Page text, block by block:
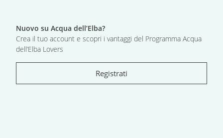
Nuovo su Acqua dell’Elba?
Crea il tuo account e scopri i vantaggi del Programma Acqua
dell’Elba Lovers
Registrati